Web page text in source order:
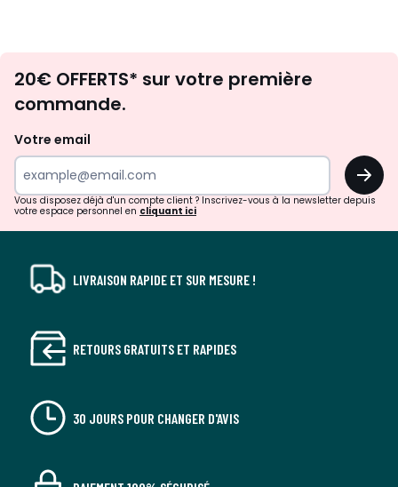
d'inspirations
surprises?
20€ OFFERTS* sur votre première
commande.
Votre email
OK
Vous disposez déjà d'un compte client ? Inscrivez-vous à la newsletter depuis
votre espace personnel en cliquant ici
LIVRAISON RAPIDE ET SUR MESURE !
RETOURS GRATUITS ET RAPIDES
30 JOURS POUR CHANGER D'AVIS